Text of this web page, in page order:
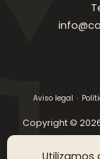
Utilizamos
Aviso legal
Copyright ©